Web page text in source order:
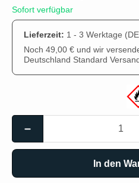
Sofort verfügbar
Lieferzeit: 1 - 3 Werktage
Noch 49,00 € und wir
Deutschland Standard
In den